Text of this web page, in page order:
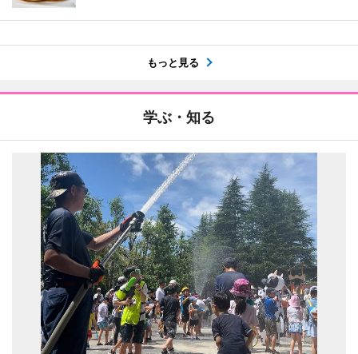
もっと見る
学ぶ・知る